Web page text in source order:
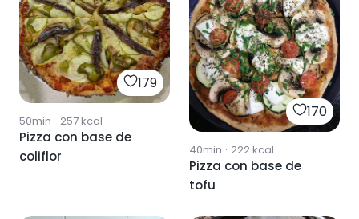
179
50min · 257kcal
Pizza con base de
coliflor
170
40min · 222kcal
Pizza con base de
tofu